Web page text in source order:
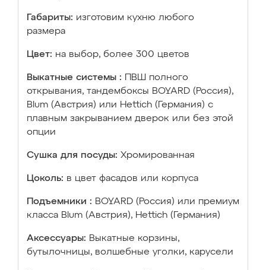
Габариты: изготовим кухню любого
размера
Цвет: на выбор, более 300 цветов
Выкатные системы :
ПВШ полного
открывания, тандембоксы BOYARD (Россия),
Blum (Австрия) или Hettich (Германия) с
плавным закрыванием дверок или без этой
опции
Сушка для посуды: Хромированная
Цоколь: в цвет фасадов или корпуса
Подъемники : BOYARD (Россия) или премиум
класса Blum (Австрия), Hettich (Германия)
Аксессуары: Выкатные корзины,
бутылочницы, волшебные уголки, карусели